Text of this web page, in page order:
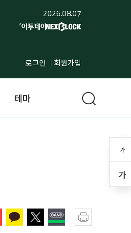
2026.08.07
로그인 회원가입
가
가
테마